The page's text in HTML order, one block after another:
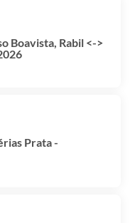
Boavista, Rabil <->
Prata -